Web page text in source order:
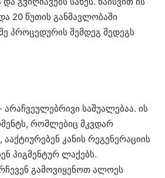
20 წუთის განმავლობაში
პროცედურის შემდეგ შედეგს
საშუალებაა. ის
რომლებიც მკვდარ
კანის რეგენერაციის
პიგმენტურ ლაქებს.
გამოვიყენოთ ალოეს